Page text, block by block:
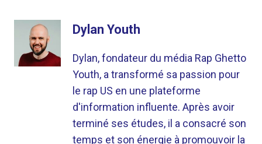
Dylan Youth
Dylan, fondateur du média Rap Ghetto
Youth, a transformé sa passion pour
le rap US en une plateforme
d'information influente. Après avoir
terminé ses études, il a consacré son
temps et son énergie à promouvoir la